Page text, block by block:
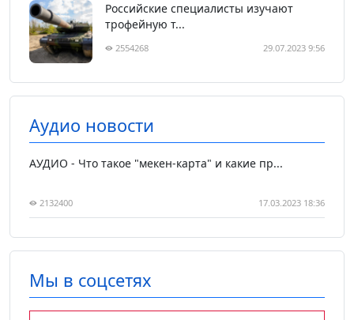
Российские специалисты изучают
трофейную т...
2554268 29.07.2023 9:56
Аудио новости
АУДИО - Что такое "мекен-карта" и какие пр...
2132400 17.03.2023 18:36
Мы в соцсетях